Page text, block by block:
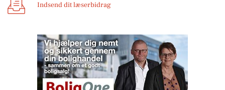
Indsend dit læserbidrag